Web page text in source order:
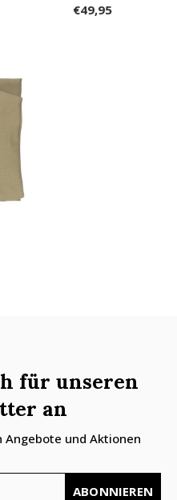
€49,95
für unseren
an
Angebote und Aktionen
ABONNIEREN